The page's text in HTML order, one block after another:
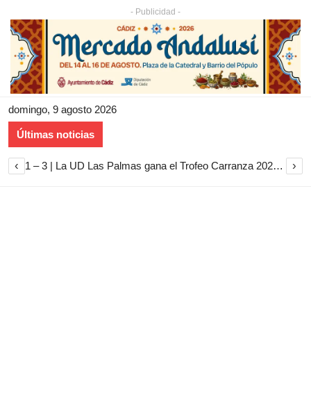
- Publicidad -
domingo, 9 agosto 2026
Últimas noticias
‹ 1 – 3 | La UD Las Palmas gana el Trofeo Carranza 2026 tras imponerse al Cádiz CF ›